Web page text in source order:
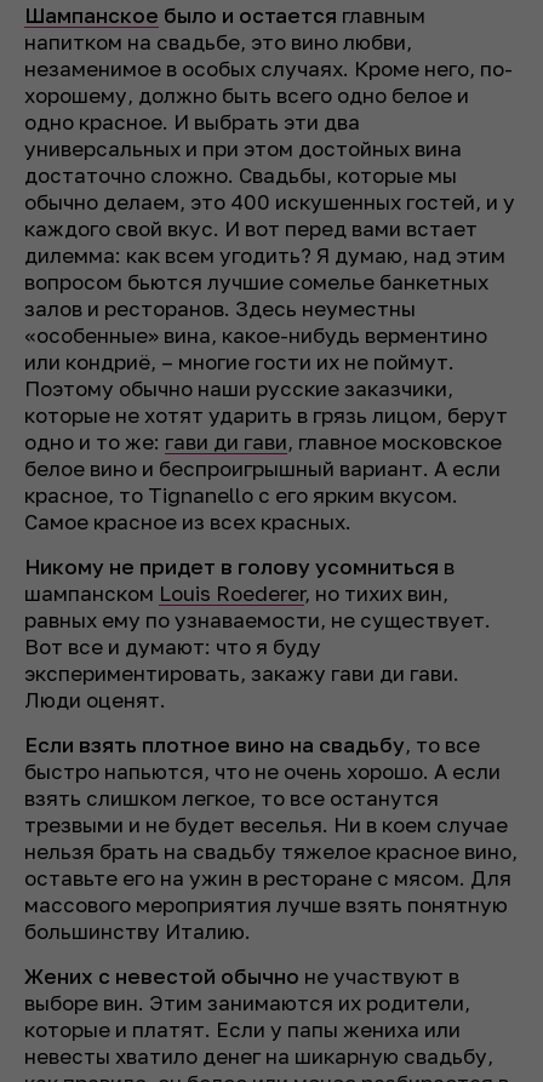
Шампанское было и остается главным
напитком на свадьбе, это вино любви,
незаменимое в особых случаях. Кроме него, по-
хорошему, должно быть всего одно белое и
одно красное. И выбрать эти два
универсальных и при этом достойных вина
достаточно сложно. Свадьбы, которые мы
обычно делаем, это 400 искушенных гостей, и у
каждого свой вкус. И вот перед вами встает
дилемма: как всем угодить? Я думаю, над этим
вопросом бьются лучшие сомелье банкетных
залов и ресторанов. Здесь неуместны
«особенные» вина, какое-нибудь верментино
или кондриё, – многие гости их не поймут.
Поэтому обычно наши русские заказчики,
которые не хотят ударить в грязь лицом, берут
одно и то же: гави ди гави, главное московское
белое вино и беспроигрышный вариант. А если
красное, то Tignanello с его ярким вкусом.
Самое красное из всех красных.
Никому не придет в голову усомниться в
шампанском Louis Roederer, но тихих вин,
равных ему по узнаваемости, не существует.
Вот все и думают: что я буду
экспериментировать, закажу гави ди гави.
Люди оценят.
Если взять плотное вино на свадьбу, то все
быстро напьются, что не очень хорошо. А если
взять слишком легкое, то все останутся
трезвыми и не будет веселья. Ни в коем случае
нельзя брать на свадьбу тяжелое красное вино,
оставьте его на ужин в ресторане с мясом. Для
массового мероприятия лучше взять понятную
большинству Италию.
Жених с невестой обычно не участвуют в
выборе вин. Этим занимаются их родители,
которые и платят. Если у папы жениха или
невесты хватило денег на шикарную свадьбу,